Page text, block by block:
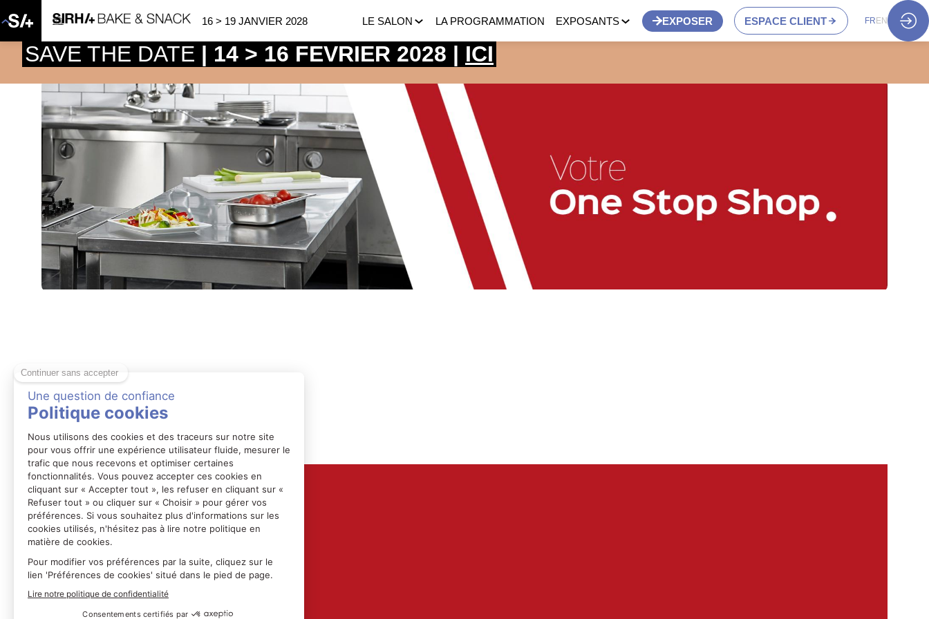
16 > 19 JANVIER 2028 LE SALON LA PROGRAMMATION EXPOSANTS EXPOSER ESPACE CLIENT FR EN
Les exposants
•
L2G
SAVE THE DATE | 14 > 16 FEVRIER 2028 | ICI